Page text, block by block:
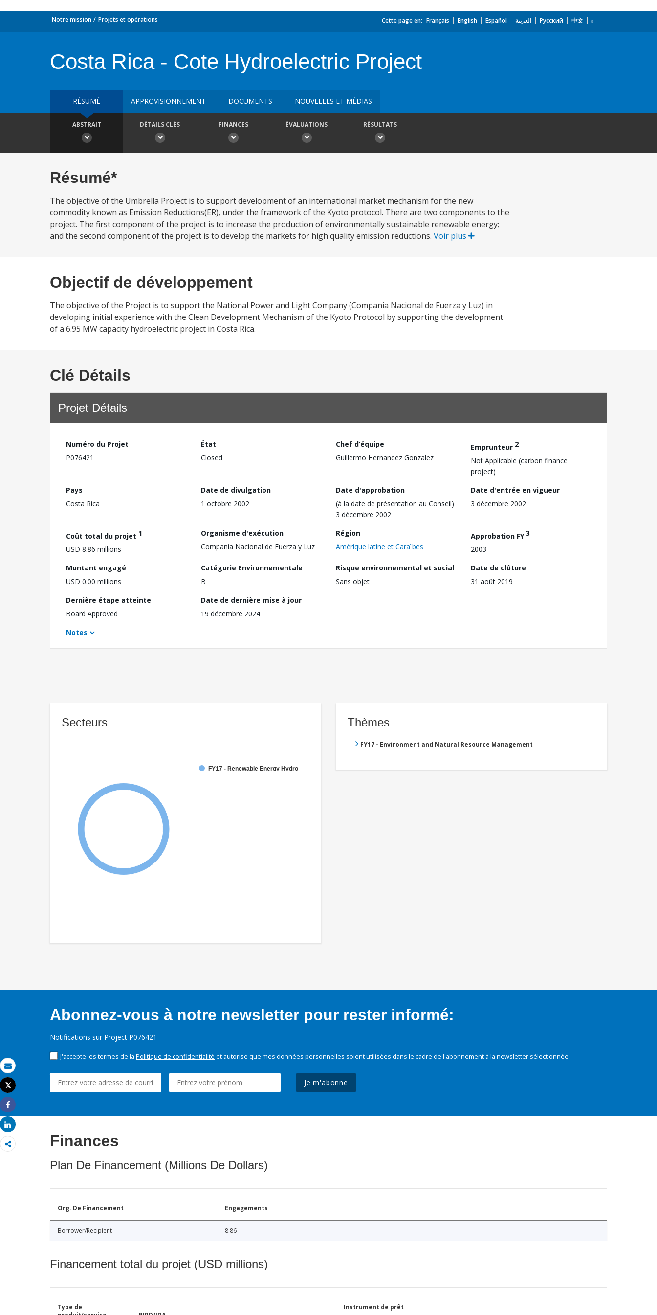
Email
Imprimer
Tweet
Share
Share
Notre mission Projets et opérations Cette page en: Français English Español العربية Русский 中文
Costa Rica - Cote Hydroelectric Project
RÉSUMÉ APPROVISIONNEMENT DOCUMENTS NOUVELLES ET MÉDIAS
ABSTRAIT DÉTAILS CLÉS FINANCES ÉVALUATIONS RÉSULTATS
Résumé*
The objective of the Umbrella Project is to support development of an international market mechanism for the new
commodity known as Emission Reductions(ER), under the framework of the Kyoto protocol. There are two components to the
project. The first component of the project is to increase the production of environmentally sustainable renewable energy;
and the second component of the project is to develop the markets for high quality emission reductions. Voir plus
Objectif de développement
The objective of the Project is to support the National Power and Light Company (Compania Nacional de Fuerza y Luz) in
developing initial experience with the Clean Development Mechanism of the Kyoto Protocol by supporting the development
of a 6.95 MW capacity hydroelectric project in Costa Rica.
Clé Détails
Projet Détails
Numéro du Projet
P076421
État
Closed
Chef d’équipe
Guillermo Hernandez Gonzalez
Emprunteur 2
Not Applicable (carbon finance
project)
Pays
Costa Rica
Date de divulgation
1 octobre 2002
Date d'approbation
(à la date de présentation au Conseil)
3 décembre 2002
Date d'entrée en vigueur
3 décembre 2002
Coût total du projet 1
USD 8.86 millions
Organisme d'exécution
Compania Nacional de Fuerza y Luz
Région
Amérique latine et Caraïbes
Approbation FY3
2003
Montant engagé
USD 0.00 millions
Catégorie Environnementale
B
Risque environnemental et social
Sans objet
Date de clôture
31 août 2019
Dernière étape atteinte
Board Approved
Date de dernière mise à jour
19 décembre 2024
Notes
Secteurs
FY17 - Renewable Energy Hydro
Thèmes
FY17 - Environment and Natural Resource Management
Abonnez-vous à notre newsletter pour rester informé:
Notifications sur Project P076421
J'accepte les termes de la Politique de confidentialité et autorise que mes données personnelles soient utilisées dans le cadre de l'abonnement à la newsletter sélectionnée.
Je m'abonne
Finances
Plan De Financement (Millions De Dollars)
Org. De Financement Engagements
Borrower/Recipient 8.86
Financement total du projet (USD millions)
Type de
Instrument de prêt